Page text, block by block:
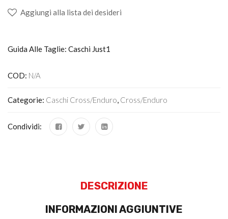
Aggiungi alla lista dei desideri
Guida Alle Taglie: Caschi Just1
COD: N/A
Categorie: Caschi Cross/enduro, Cross/Enduro
Condividi:
DESCRIZIONE
INFORMAZIONI AGGIUNTIVE